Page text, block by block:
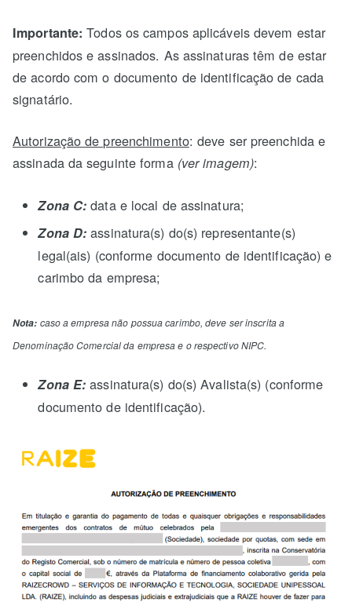
Importante: Todos os campos aplicáveis devem estar
preenchidos e assinados. As assinaturas têm de estar
de acordo com o documento de identificação de cada
signatário.
Autorização de preenchimento: deve ser preenchida e
assinada da seguinte forma (ver imagem):
Zona C: data e local de assinatura;
Zona D: assinatura(s) do(s) representante(s)
legal(ais) (conforme documento de identificação) e
carimbo da empresa;
Nota: caso a empresa não possua carimbo, deve ser inscrita a
Denominação Comercial da empresa e o respectivo NIPC.
Zona E: assinatura(s) do(s) Avalista(s) (conforme
documento de identificação).